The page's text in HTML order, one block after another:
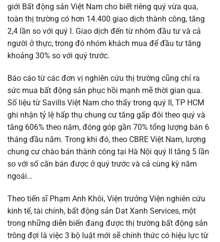
giới Bất động sản Việt Nam cho biết riêng quý vừa qua,
toàn thị trường có hơn 14.400 giao dịch thành công, tăng
2,4 lần so với quý I. Giao dịch đến từ nhóm đầu tư và cả
người ở thực, trong đó nhóm khách mua để đầu tư tăng
khoảng 30% so với quý trước.
Báo cáo từ các đơn vị nghiên cứu thị trường cũng chỉ ra
sức mua bất động sản phục hồi mạnh mẽ thời gian qua.
Số liệu từ Savills Việt Nam cho thấy trong quý II, TP HCM
ghi nhận tỷ lệ hấp thụ chung cư tăng gấp đôi theo quý và
tăng 606% theo năm, đóng góp gần 70% tổng lượng bán 6
tháng đầu năm. Trong khi đó, theo CBRE Việt Nam, lượng
chung cư chào bán thành công tại Hà Nội quý II tăng 5 lần
so với số căn bán được ở quý trước và cả cùng kỳ năm
ngoái…
Theo tiến sĩ Phạm Anh Khôi, Viện trưởng Viện nghiên cứu
kinh tế, tài chính, bất động sản Dat Xanh Services, một
trong những diễn biến đang được thị trường bất động sản
trông đợi là việc 3 bộ luật mới sẽ chính thức có hiệu lực từ